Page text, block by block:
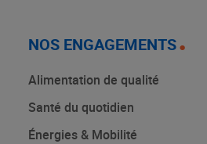
NOS ENGAGEMENTS
Alimentation de qualité
Santé du quotidien
Énergies & Mobilité